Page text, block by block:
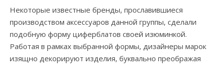
Некоторые известные бренды, прославившиеся
производством аксессуаров данной группы, сделали
подобную форму циферблатов своей изюминкой.
Работая в рамках выбранной формы, дизайнеры марок
изящно декорируют изделия, буквально преображая